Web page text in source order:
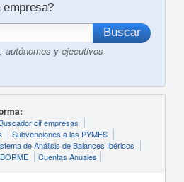
empresa?
autónomos y ejecutivos
cif empresas
Subvenciones a las PYMES
de Análisis de Balances Ibéricos
BORME Cuentas Anuales